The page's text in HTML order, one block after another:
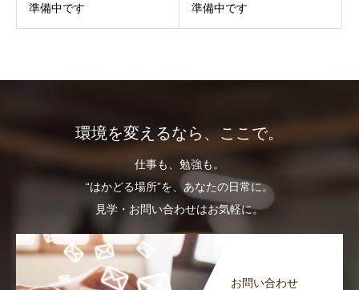
準備中です 準備中です
環境を変えるなら、ここで。
仕事も、勉強も。
“はかどる場所”を、あなたの日常に。
見学・お問い合わせはお気軽に。
お問い合わせ